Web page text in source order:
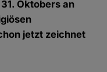
Oktobers an
jetzt zeichnet